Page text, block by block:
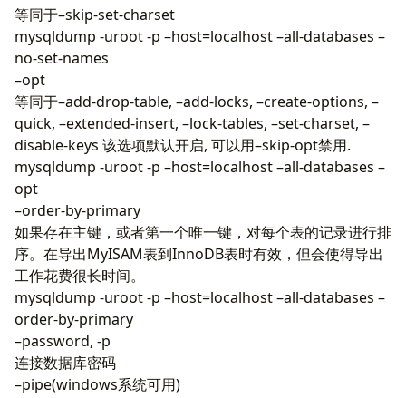
等同于–skip-set-charset
mysqldump -uroot -p –host=localhost –all-databases –
no-set-names
–opt
等同于–add-drop-table, –add-locks, –create-options, –
quick, –extended-insert, –lock-tables, –set-charset, –
disable-keys 该选项默认开启, 可以用–skip-opt禁用.
mysqldump -uroot -p –host=localhost –all-databases –
opt
–order-by-primary
如果存在主键，或者第一个唯一键，对每个表的记录进行排
序。在导出MyISAM表到InnoDB表时有效，但会使得导出
工作花费很长时间。
mysqldump -uroot -p –host=localhost –all-databases –
order-by-primary
–password, -p
连接数据库密码
–pipe(windows系统可用)